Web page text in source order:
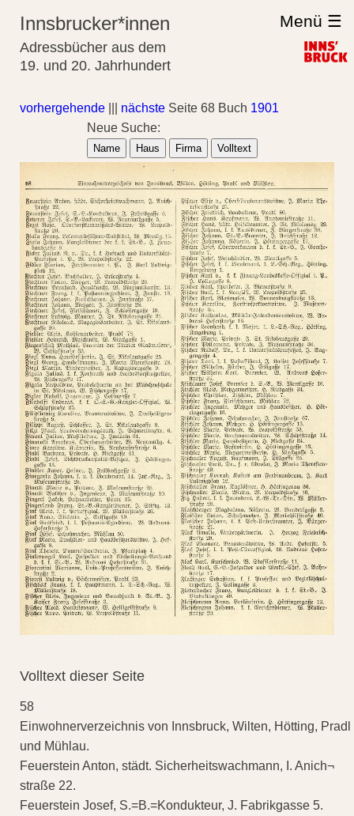
Innsbrucker*innen
Adressbücher aus dem
19. und 20. Jahrhundert
Menü ☰
vorhergehende nächste Seite 68 Buch 1901
Neue Suche:
Name Haus Firma Volltext
Volltext dieser Seite
58
Einwohnerverzeichnis von Innsbruck, Wilten, Hötting, Pradl
und Mühlau.
Feuerstein Anton, städt. Sicherheitswachmann, I. Anich¬
straße 22.
Feuerstein Josef, S.=B.=Kondukteur, J. Fabrikgasse 5.